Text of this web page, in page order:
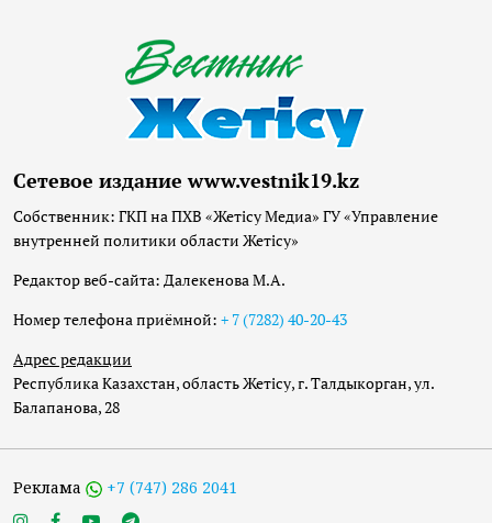
Сетевое издание www.vestnik19.kz
Собственник: ГКП на ПХВ «Жетісу Медиа» ГУ «Управление
внутренней политики области Жетісу»
Редактор веб-сайта: Далекенова М.А.
Номер телефона приёмной: + 7 (7282) 40-20-43
Адрес редакции
Республика Казахстан, область Жетісу, г. Талдыкорган, ул.
Балапанова, 28
Реклама +7 (747) 286 2041